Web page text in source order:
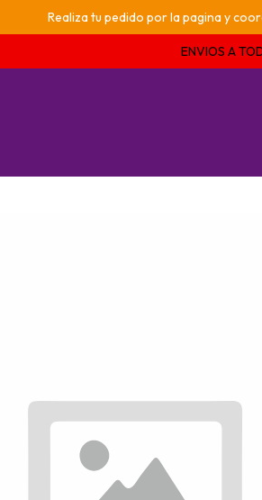
Realiza tu pedido por la pagina y
ENVIOS A